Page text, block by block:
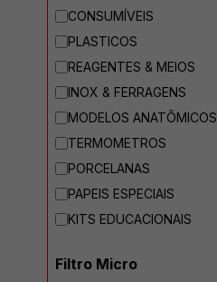
CONSUMÍVEIS
PLASTICOS
REAGENTES & MEIOS
INOX & FERRAGENS
MODELOS ANATÔMICOS
TERMOMETROS
PORCELANAS
PAPEIS ESPECIAIS
KITS EDUCACIONAIS
Filtro Micro